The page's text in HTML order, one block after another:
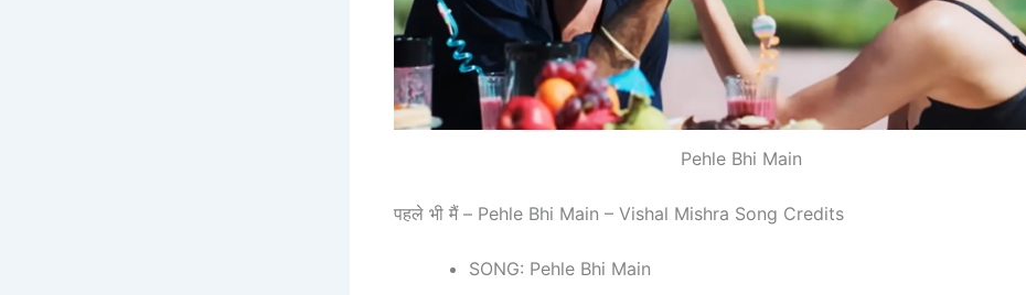
Pehle Bhi Main
पहले भी मैं – Pehle Bhi Main – Vishal Mishra Song Credits
SONG: Pehle Bhi Main